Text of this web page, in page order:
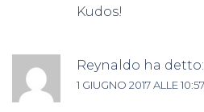
Kudos!
Reynaldo ha detto:
1 GIUGNO 2017 ALLE 10:57